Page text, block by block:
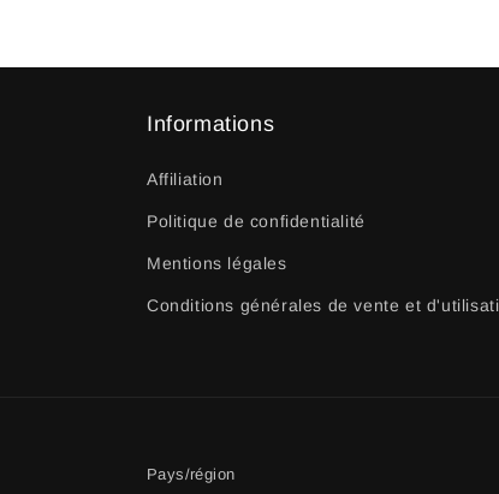
Informations
Affiliation
Politique de confidentialité
Mentions légales
Conditions générales de vente et
Pays/région